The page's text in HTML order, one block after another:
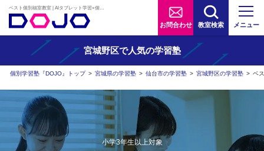
お問合わせ 教室検索 メニュー
宮城野区で人気の学習塾
個別学習塾『DOJO』トップ > 宮城県の学習塾 > 仙台市の学習塾 > 宮城野区の学習塾 > ベ
小学3年生以上対象